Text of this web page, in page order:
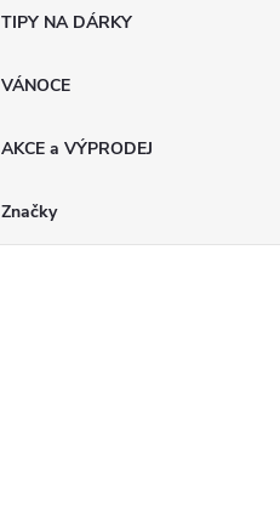
TIPY NA DÁRKY
VÁNOCE
AKCE a VÝPRODEJ
Značky